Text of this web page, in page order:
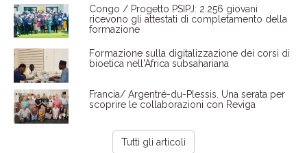
Congo / Progetto PSIPJ: 2.256 giovani
ricevono gli attestati di completamento della
formazione
Formazione sulla digitalizzazione dei corsi di
bioetica nell'Africa subsahariana
Francia/ Argentré-du-Plessis. Una serata per
scoprire le collaborazioni con Reviga
Tutti gli articoli